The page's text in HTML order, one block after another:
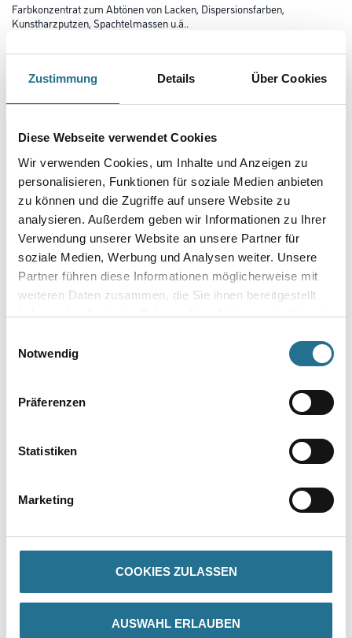
Zustimmung Details Über Cookies
Diese Webseite verwendet Cookies
Wir verwenden Cookies, um Inhalte und Anzeigen zu
personalisieren, Funktionen für soziale Medien anbieten
zu können und die Zugriffe auf unsere Website zu
analysieren. Außerdem geben wir Informationen zu Ihrer
Verwendung unserer Website an unsere Partner für
soziale Medien, Werbung und Analysen weiter. Unsere
Partner führen diese Informationen möglicherweise mit
weiteren Daten zusammen, die Sie ihnen bereitgestellt
haben oder die sie im Rahmen Ihrer Nutzung der Dienste
Notwendig
Präferenzen
Statistiken
Marketing
COOKIES ZULASSEN
AUSWAHL ERLAUBEN
Farbkonzentrat zum Abtönen von Lacken, Dispersionsfarben,
Kunstharzputzen, Spachtelmassen u.ä..
Farbtonbezeichnung
Umrechnungsfaktoren
PRODUKTEIGENSCHAFTEN
- Extrem farbstark und ergiebig
- Hervorragendes Mischverhalten
- Sehr gute Lichtbeständigkeit